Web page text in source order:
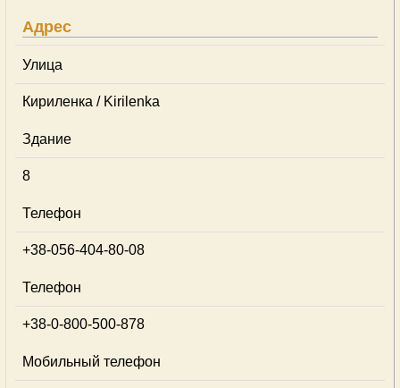
Адрес
Улица
Кириленка / Kirilenka
Здание
8
Телефон
+38-056-404-80-08
Телефон
+38-0-800-500-878
Мобильный телефон